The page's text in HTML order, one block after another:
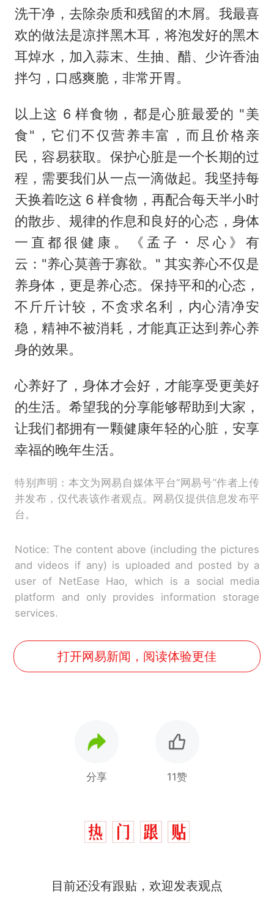
洗干净，去除杂质和残留的木屑。我最喜
欢的做法是凉拌黑木耳，将泡发好的黑木
耳焯水，加入蒜末、生抽、醋、少许香油
拌匀，口感爽脆，非常开胃。
以上这 6 样食物，都是心脏最爱的 "美
食"，它们不仅营养丰富，而且价格亲
民，容易获取。保护心脏是一个长期的过
程，需要我们从一点一滴做起。我坚持每
天换着吃这 6 样食物，再配合每天半小时
的散步、规律的作息和良好的心态，身体
一直都很健康。《孟子・尽心》有
云："养心莫善于寡欲。" 其实养心不仅是
养身体，更是养心态。保持平和的心态，
不斤斤计较，不贪求名利，内心清净安
稳，精神不被消耗，才能真正达到养心养
身的效果。
心养好了，身体才会好，才能享受更美好
的生活。希望我的分享能够帮助到大家，
让我们都拥有一颗健康年轻的心脏，安享
幸福的晚年生活。
特别声明：本文为网易自媒体平台“网易号”作者上传
并发布，仅代表该作者观点。网易仅提供信息发布平
台。
Notice: The content above (including the pictures
and videos if any) is uploaded and posted by a
user of NetEase Hao, which is a social media
platform and only provides information storage
services.
打开网易新闻，阅读体验更佳
分享 11赞
目前还没有跟贴，欢迎发表观点